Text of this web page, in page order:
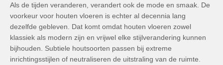
Als de tijden veranderen, verandert ook de mode en smaak. De
voorkeur voor houten vloeren is echter al decennia lang
dezelfde gebleven. Dat komt omdat houten vloeren zowel
klassiek als modern zijn en vrijwel elke stijlverandering kunnen
bijhouden. Subtiele houtsoorten passen bij extreme
inrichtingsstijlen of neutraliseren de uitstraling van de ruimte.